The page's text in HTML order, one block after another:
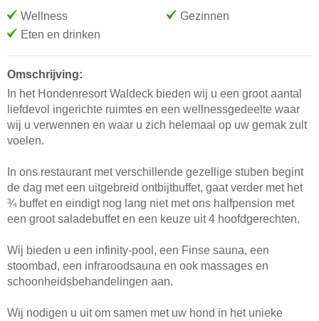
Wellness
Gezinnen
Eten en drinken
Omschrijving:
In het Hondenresort Waldeck bieden wij u een groot aantal
liefdevol ingerichte ruimtes en een wellnessgedeelte waar
wij u verwennen en waar u zich helemaal op uw gemak zult
voelen.
In ons restaurant met verschillende gezellige stuben begint
de dag met een uitgebreid ontbijtbuffet, gaat verder met het
¾ buffet en eindigt nog lang niet met ons halfpension met
een groot saladebuffet en een keuze uit 4 hoofdgerechten.
Wij bieden u een infinity-pool, een Finse sauna, een
stoombad, een infraroodsauna en ook massages en
schoonheidsbehandelingen aan.
Wij nodigen u uit om samen met uw hond in het unieke